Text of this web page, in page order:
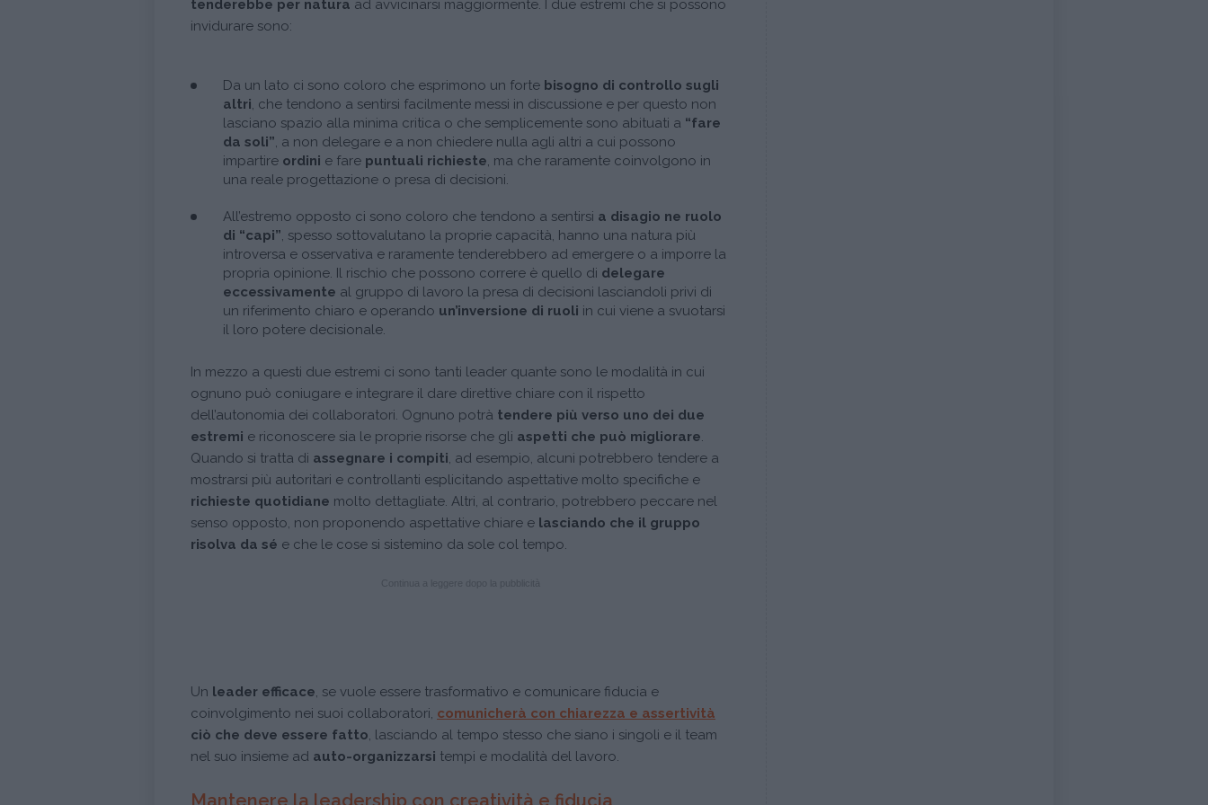
tenderebbe per natura ad avvicinarsi maggiormente. I due estremi che si possono
invidurare sono:
Da un lato ci sono coloro che esprimono un forte bisogno di controllo sugli
altri, che tendono a sentirsi facilmente messi in discussione e per questo non
lasciano spazio alla minima critica o che semplicemente sono abituati a “fare
da soli”, a non delegare e a non chiedere nulla agli altri a cui possono
impartire ordini e fare puntuali richieste, ma che raramente coinvolgono in
una reale progettazione o presa di decisioni.
All’estremo opposto ci sono coloro che tendono a sentirsi a disagio ne ruolo
di “capi”, spesso sottovalutano la proprie capacità, hanno una natura più
introversa e osservativa e raramente tenderebbero ad emergere o a imporre la
propria opinione. Il rischio che possono correre è quello di delegare
eccessivamente al gruppo di lavoro la presa di decisioni lasciandoli privi di
un riferimento chiaro e operando un’inversione di ruoli in cui viene a svuotarsi
il loro potere decisionale.
In mezzo a questi due estremi ci sono tanti leader quante sono le modalità in cui
ognuno può coniugare e integrare il dare direttive chiare con il rispetto
dell’autonomia dei collaboratori. Ognuno potrà tendere più verso uno dei due
estremi e riconoscere sia le proprie risorse che gli aspetti che può migliorare.
Quando si tratta di assegnare i compiti, ad esempio, alcuni potrebbero tendere a
mostrarsi più autoritari e controllanti esplicitando aspettative molto specifiche e
richieste quotidiane molto dettagliate. Altri, al contrario, potrebbero peccare nel
senso opposto, non proponendo aspettative chiare e lasciando che il gruppo
risolva da sé e che le cose si sistemino da sole col tempo.
Un leader efficace, se vuole essere trasformativo e comunicare fiducia e
coinvolgimento nei suoi collaboratori, comunicherà con chiarezza e assertività
ciò che deve essere fatto, lasciando al tempo stesso che siano i singoli e il team
nel suo insieme ad auto-organizzarsi tempi e modalità del lavoro.
Mantenere la leadership con creatività e fiducia